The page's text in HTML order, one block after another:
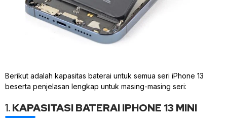
Berikut adalah kapasitas baterai untuk semua seri iPhone 13
beserta penjelasan lengkap untuk masing-masing seri:
1.KAPASITASI BATERAI IPHONE 13 MINI